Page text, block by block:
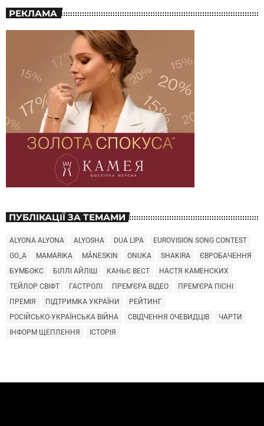
РЕКЛАМА
ПУБЛІКАЦІЇ ЗА ТЕМАМИ
ALYONA ALYONA ALYOSHA DUA LIPA
EUROVISION SONG CONTEST
GO_A
MAMARIKA MÅNESKIN ONUKA SHAKIRA
ЄВРОБАЧЕННЯ
БУМБОКС
БІЛЛІ АЙЛІШ КАНЬЄ ВЕСТ
НАСТЯ КАМЕНСКИХ
ТЕЙЛОР СВІФТ
ГАСТРОЛІ ПРЕМ'ЄРА ВІДЕО
ПРЕМ'ЄРА ПІСНІ
ПРЕМІЯ
ПІДТРИМКА УКРАЇНИ
РЕЙТИНГ
РОСІЙСЬКО-УКРАЇНСЬКА ВІЙНА
СВІДЧЕННЯ ОЧЕВИДЦІВ
ЧАРТИ
ІНФОРМ ЩЕПЛЕННЯ
ІСТОРІЯ